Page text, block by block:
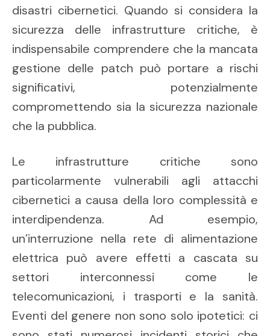
disastri cibernetici. Quando si considera la
sicurezza delle infrastrutture critiche, è
indispensabile comprendere che la mancata
gestione delle patch può portare a rischi
significativi, potenzialmente
compromettendo sia la sicurezza nazionale
che la pubblica.
Le infrastrutture critiche sono
particolarmente vulnerabili agli attacchi
cibernetici a causa della loro complessità e
interdipendenza. Ad esempio,
un’interruzione nella rete di alimentazione
elettrica può avere effetti a cascata su
settori interconnessi come le
telecomunicazioni, i trasporti e la sanità.
Eventi del genere non sono solo ipotetici: ci